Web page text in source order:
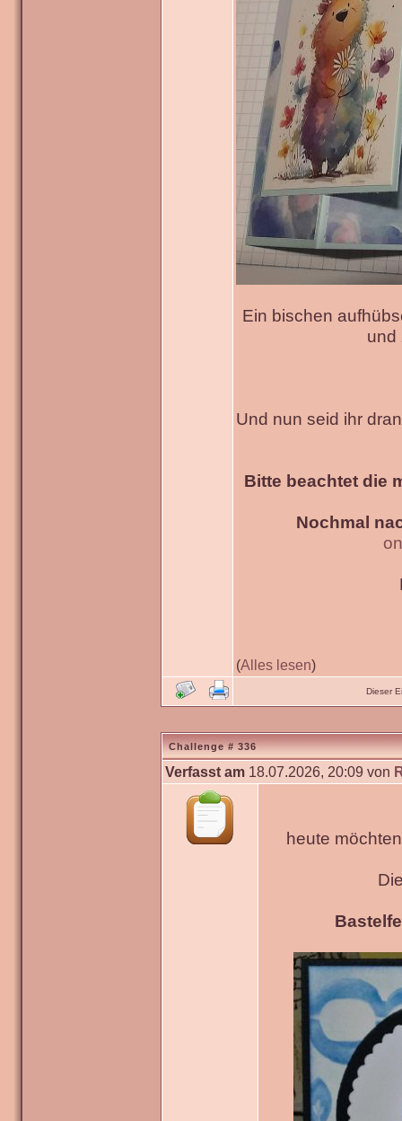
Ein bischen
und
Und nun seid ihr
Bitte beachtet die
Nochmal
(Alles lesen)
Dieser
Challenge # 336
Verfasst am 18.07.2026, 20:09 von
heute